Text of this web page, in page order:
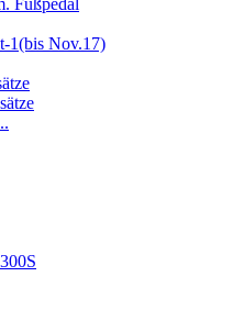
Fußpedal
1(bis Nov.17)